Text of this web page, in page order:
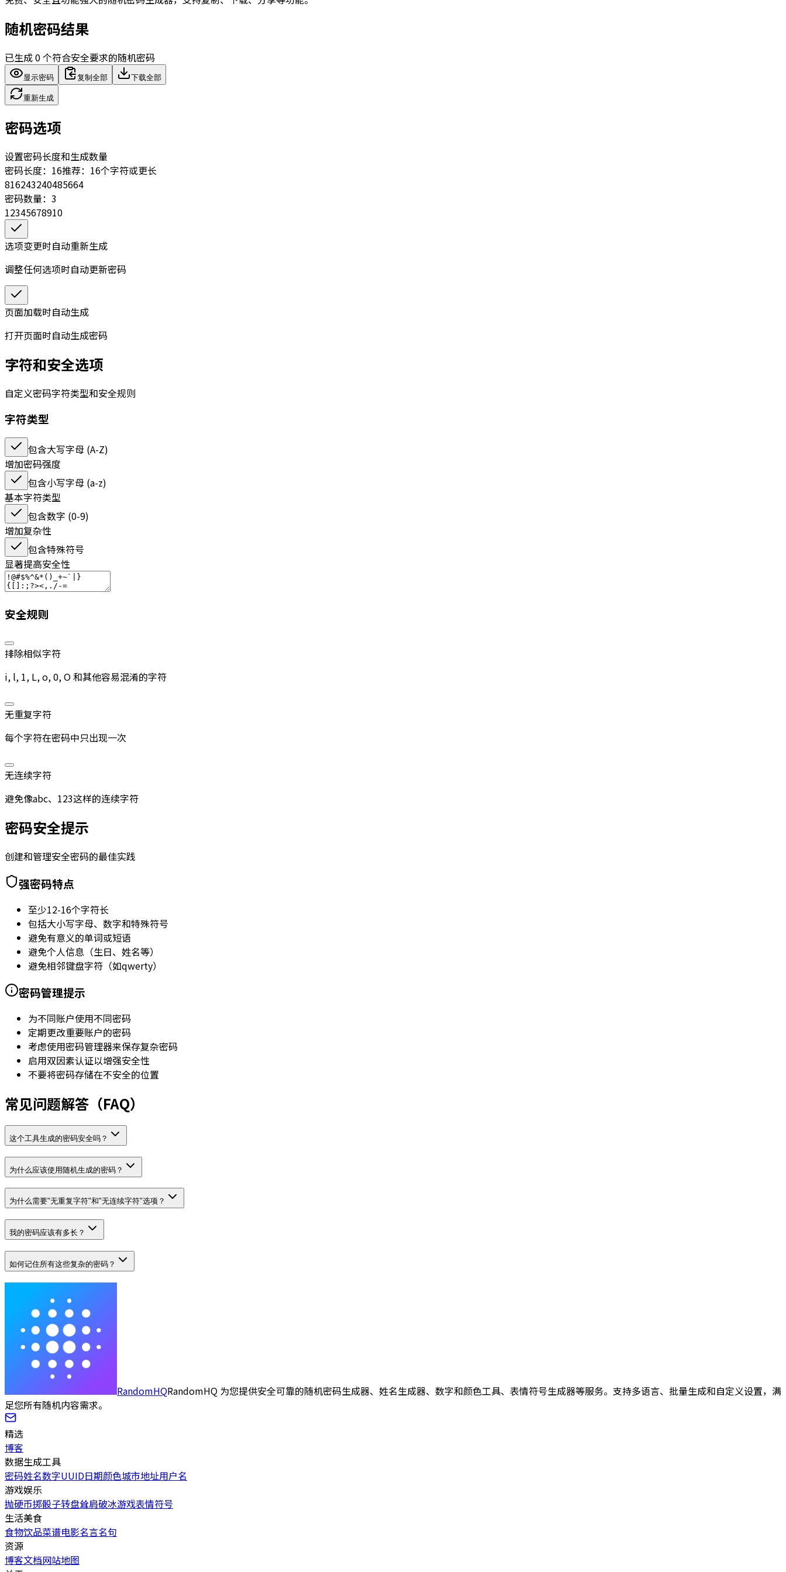
随机密码结果
已生成 0 个符合安全要求的随机密码
显示密码 复制全部 下载全部
重新生成
密码选项
设置密码长度和生成数量
密码长度：16推荐：16个字符或更长
816243240485664
密码数量：3
12345678910
选项变更时自动重新生成
调整任何选项时自动更新密码
页面加载时自动生成
打开页面时自动生成密码
字符和安全选项
自定义密码字符类型和安全规则
字符类型
包含大写字母 (A-Z)
增加密码强度
包含小写字母 (a-z)
基本字符类型
包含数字 (0-9)
增加复杂性
包含特殊符号
显著提高安全性
安全规则
排除相似字符
i, l, 1, L, o, 0, O 和其他容易混淆的字符
无重复字符
每个字符在密码中只出现一次
无连续字符
避免像abc、123这样的连续字符
密码安全提示
创建和管理安全密码的最佳实践
强密码特点
至少12-16个字符长
包括大小写字母、数字和特殊符号
避免有意义的单词或短语
避免个人信息（生日、姓名等）
避免相邻键盘字符（如qwerty）
密码管理提示
为不同账户使用不同密码
定期更改重要账户的密码
考虑使用密码管理器来保存复杂密码
启用双因素认证以增强安全性
不要将密码存储在不安全的位置
常见问题解答（FAQ）
这个工具生成的密码安全吗？
为什么应该使用随机生成的密码？
为什么需要"无重复字符"和"无连续字符"选项？
我的密码应该有多长？
如何记住所有这些复杂的密码？
RandomHQRandomHQ 为您提供安全可靠的随机密码生成器、姓名生成器、数字和颜色工具、表情符号生成器等服务。支持多语言、批量生成和自定义设置，满
足您所有随机内容需求。
精选
博客
数据生成工具
密码姓名数字UUID日期颜色城市地址用户名
游戏娱乐
抛硬币掷骰子转盘耸肩破冰游戏表情符号
生活美食
食物饮品菜谱电影名言名句
资源
博客文档网站地图